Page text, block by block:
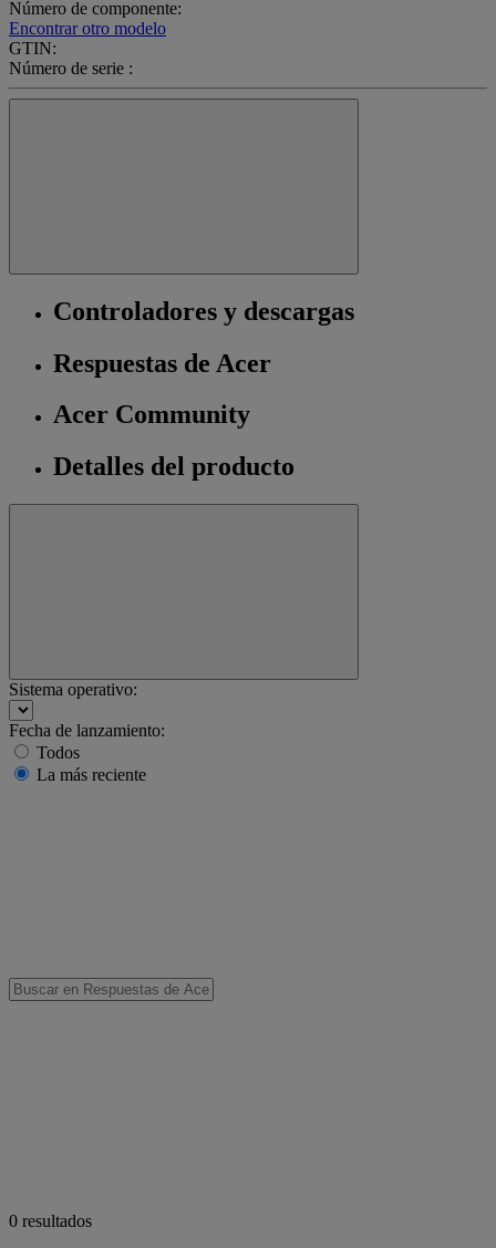
Número de componente:
Encontrar otro modelo
GTIN:
Número de serie :
Controladores y descargas
Respuestas de Acer
Acer Community
Detalles del producto
Sistema operativo:
Fecha de lanzamiento:
Todos
La más reciente
0 resultados